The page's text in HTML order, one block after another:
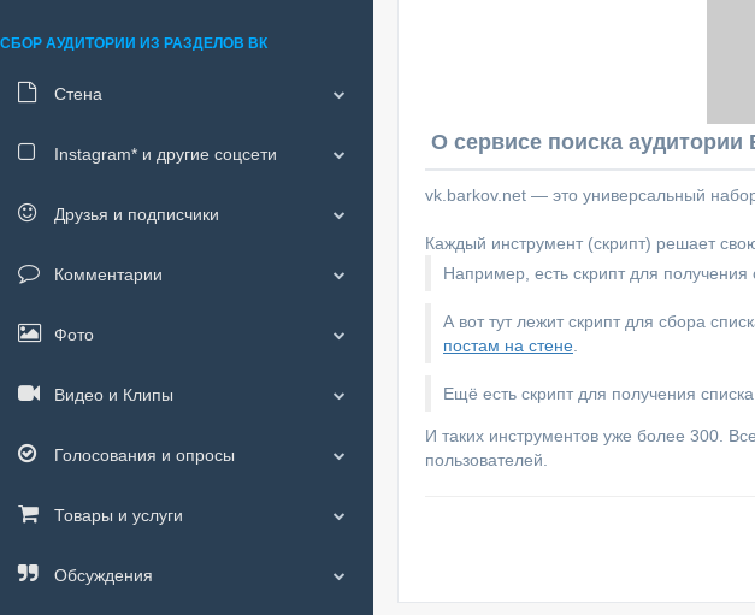
О сервисе поиска аудитории
vk.barkov.net — это универсальный
Каждый инструмент (скрипт) решает
Например, есть скрипт для получения
А вот тут лежит скрипт для сбора
постам на стене
Ещё есть скрипт для получения списка
И таких инструментов уже более 300.
пользователей.
СБОР АУДИТОРИИ ИЗ РАЗДЕЛОВ ВК
Стена
Instagram* и другие соцсети
Друзья и подписчики
Комментарии
Фото
Видео и Клипы
Голосования и опросы
Товары и услуги
Обсуждения